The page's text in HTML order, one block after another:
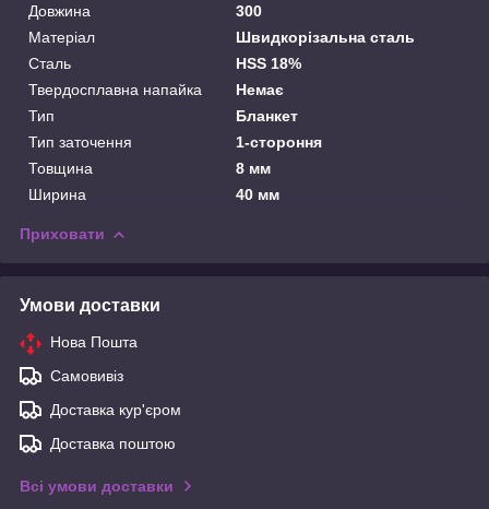
Довжина
300
Матеріал
Швидкорізальна сталь
Сталь
HSS 18%
Твердосплавна напайка
Немає
Тип
Бланкет
Тип заточення
1-стороння
Товщина
8 мм
Ширина
40 мм
Приховати
Умови доставки
Нова Пошта
Самовивіз
Доставка кур'єром
Доставка поштою
Всі умови доставки